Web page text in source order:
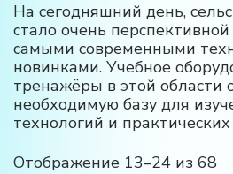
На сегодняшний день,
стало очень
самыми современными
новинками. Учебное
тренажёры в этой области
необходимую базу для
технологий и
Отображение 13–24 из 68